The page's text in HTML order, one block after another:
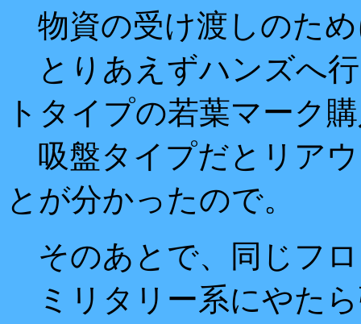
物資の受け渡しのた
とりあえずハンズへ
トタイプの若葉マーク
吸盤タイプだとリア
とが分かったので。
そのあとで、同じフ
ミリタリー系にやた